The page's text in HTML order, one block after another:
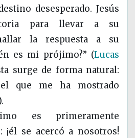
desesperado. Jesús
para llevar a su
la respuesta a su
es mi prójimo?” (Lucas
surge de forma natural:
que me ha mostrado
es primeramente
¡él se acercó a nosotros!